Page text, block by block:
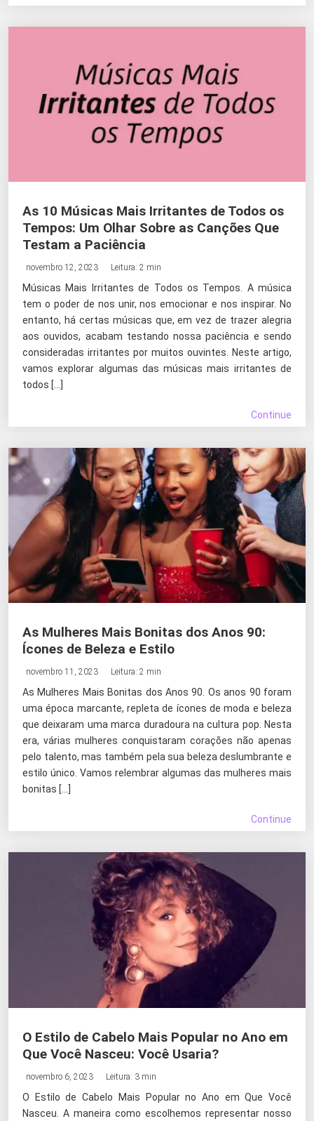
As 10 Músicas Mais Irritantes de Todos os
Tempos: Um Olhar Sobre as Canções Que
Testam a Paciência
novembro 12, 2023 Leitura: 2 min
Músicas Mais Irritantes de Todos os Tempos. A música
tem o poder de nos unir, nos emocionar e nos inspirar. No
entanto, há certas músicas que, em vez de trazer alegria
aos ouvidos, acabam testando nossa paciência e sendo
consideradas irritantes por muitos ouvintes. Neste artigo,
vamos explorar algumas das músicas mais irritantes de
todos […]
Continue
As Mulheres Mais Bonitas dos Anos 90:
Ícones de Beleza e Estilo
novembro 11, 2023 Leitura: 2 min
As Mulheres Mais Bonitas dos Anos 90. Os anos 90 foram
uma época marcante, repleta de ícones de moda e beleza
que deixaram uma marca duradoura na cultura pop. Nesta
era, várias mulheres conquistaram corações não apenas
pelo talento, mas também pela sua beleza deslumbrante e
estilo único. Vamos relembrar algumas das mulheres mais
bonitas […]
Continue
O Estilo de Cabelo Mais Popular no Ano em
Que Você Nasceu: Você Usaria?
novembro 6, 2023 Leitura: 3 min
O Estilo de Cabelo Mais Popular no Ano em Que Você
Nasceu. A maneira como escolhemos representar nosso